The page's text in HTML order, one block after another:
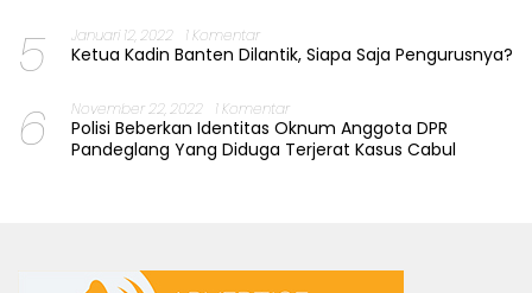
5 Januari 12, 2022 1 Komentar
Ketua Kadin Banten Dilantik, Siapa Saja Pengurusnya?
6 November 22, 2022 1 Komentar
Polisi Beberkan Identitas Oknum Anggota DPR
Pandeglang Yang Diduga Terjerat Kasus Cabul